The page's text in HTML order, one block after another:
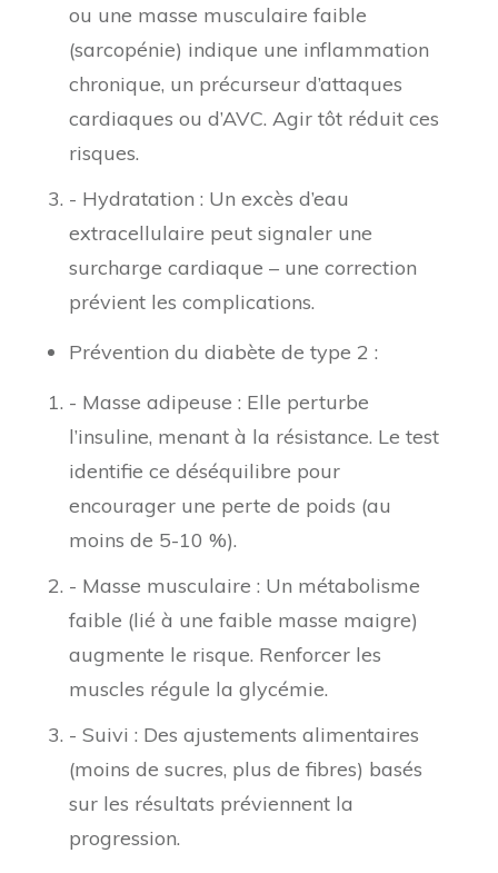
ou une masse musculaire faible
(sarcopénie) indique une inflammation
chronique, un précurseur d’attaques
cardiaques ou d’AVC. Agir tôt réduit ces
risques.
- Hydratation : Un excès d’eau
extracellulaire peut signaler une
surcharge cardiaque – une correction
prévient les complications.
Prévention du diabète de type 2 :
- Masse adipeuse : Elle perturbe
l’insuline, menant à la résistance. Le test
identifie ce déséquilibre pour
encourager une perte de poids (au
moins de 5-10 %).
- Masse musculaire : Un métabolisme
faible (lié à une faible masse maigre)
augmente le risque. Renforcer les
muscles régule la glycémie.
- Suivi : Des ajustements alimentaires
(moins de sucres, plus de fibres) basés
sur les résultats préviennent la
progression.